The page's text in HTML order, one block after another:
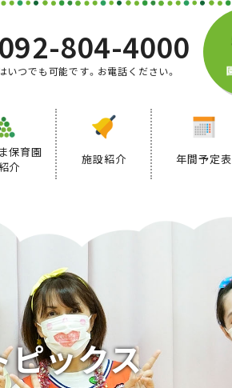
092-804-4000
いつでも可能です。お電話ください。
保育園
介
施設紹介 年間予定表
ピックス